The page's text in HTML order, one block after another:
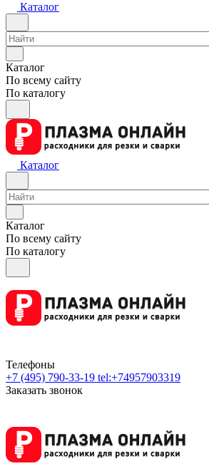
Каталог
Каталог
По всему сайту
По каталогу
Каталог
Каталог
По всему сайту
По каталогу
Телефоны
+7 (495) 790-33-19 tel:+74957903319
Заказать звонок